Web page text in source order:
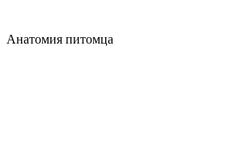
Анатомия питомца